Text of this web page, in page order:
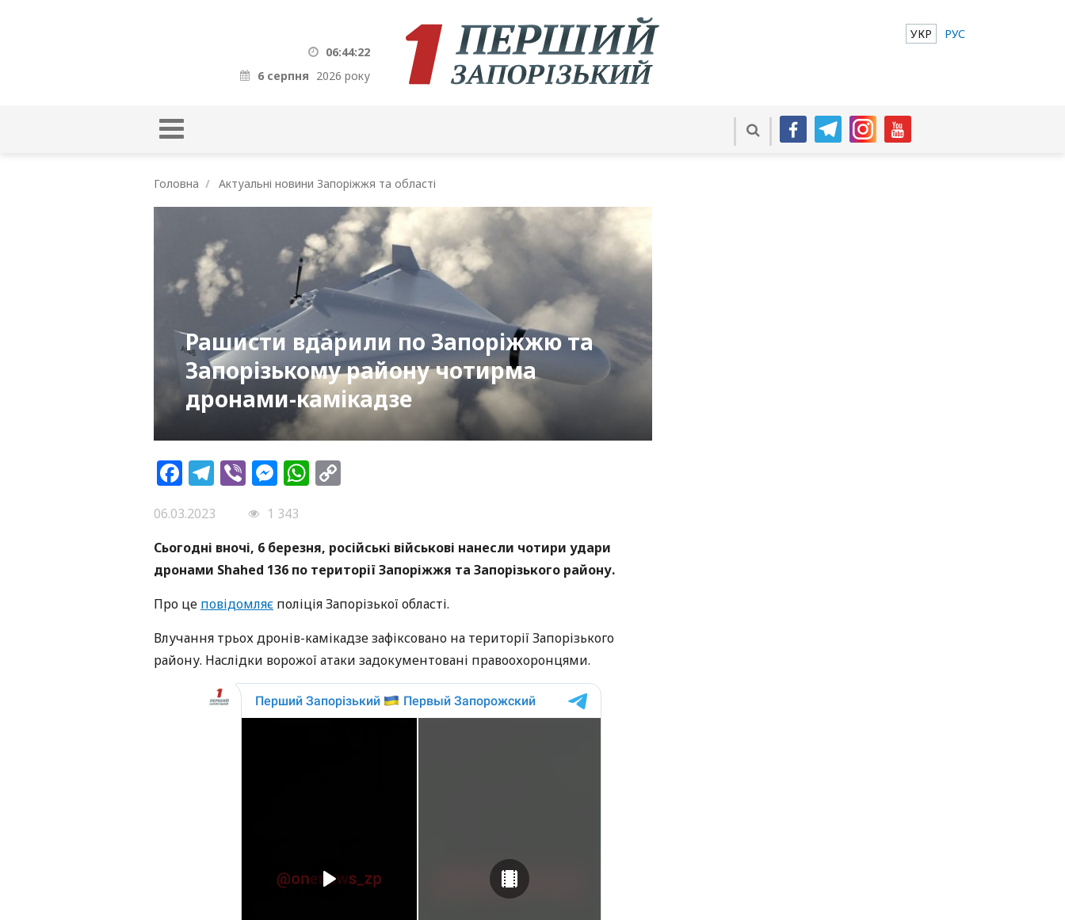
06:44:23
6 серпня 2026 року
УКР РУС
Головна Актуальні новини Запоріжжя та області
Рашисти вдарили по Запоріжжю та
Запорізькому району чотирма
дронами-камікадзе
Facebook
Telegram
ViberMessenger
WhatsApp
06.03.2023
1 343
Сьогодні вночі, 6 березня, російські військові нанесли чотири удари
дронами Shahed 136 по території Запоріжжя та Запорізького району.
Про це повідомляє поліція Запорізької області.
Влучання трьох дронів-камікадзе зафіксовано на території Запорізького
району. Наслідки ворожої атаки задокументовані правоохоронцями.